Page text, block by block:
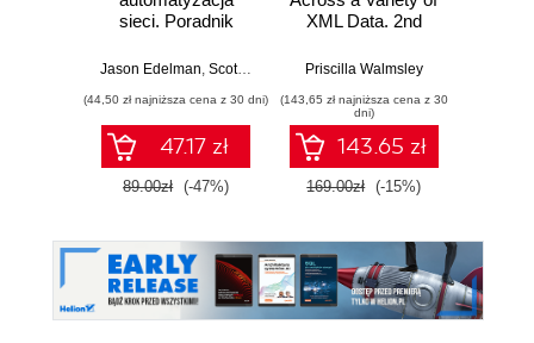
sieci. Poradnik
następnej generacji
Jason Edelman, Scott S. Lowe Matt Oswalt
(44,50 zł najniższa cena z 30 dni)
47.17 zł
89.00zł (-47%)
XML Data. 2nd
Priscilla Walmsley
(143,65 zł najniższa cena z 30
dni)
143.65 zł
169.00zł (-15%)